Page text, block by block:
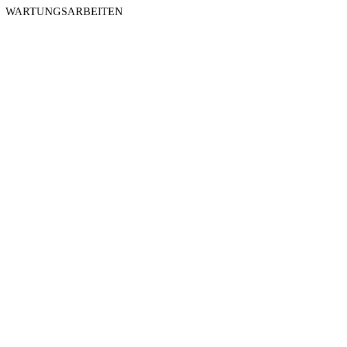
WARTUNGSARBEITEN